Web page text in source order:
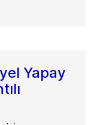
Yapay